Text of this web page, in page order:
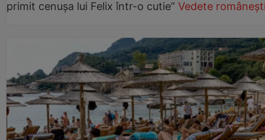
primit cenușa lui Felix într-o cutie” Vedete